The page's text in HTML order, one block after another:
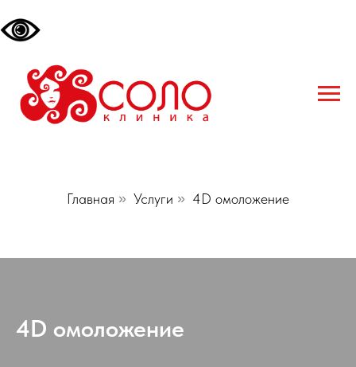
Главная » Услуги » 4D омоложение
4D омоложение